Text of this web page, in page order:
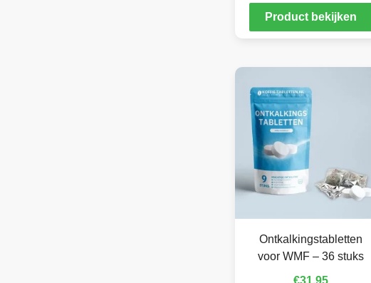
Product bekijken
Ontkalkingstabletten
voor WMF – 36 stuks
€31,95